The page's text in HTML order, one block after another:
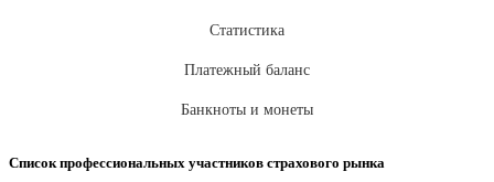
Статистика
Платежный баланс
Банкноты и монеты
Список профессиональных участников страхового рынка